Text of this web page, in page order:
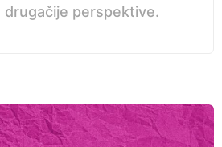
drugačije perspektive.